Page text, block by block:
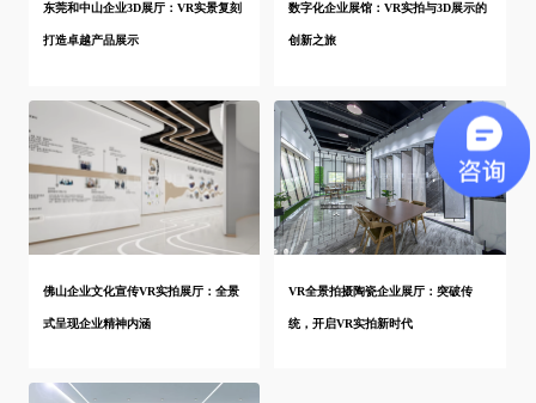
东莞和中山企业3D展厅：VR实景复刻
打造卓越产品展示
数字化企业展馆：VR实拍与3D展示的
创新之旅
佛山企业文化宣传VR实拍展厅：全景
式呈现企业精神内涵
VR全景拍摄陶瓷企业展厅：突破传
统，开启VR实拍新时代